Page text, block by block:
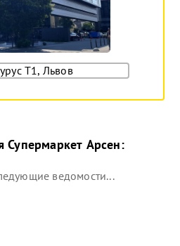
Т1, Львов
Супермаркет Арсен:
ведомости...